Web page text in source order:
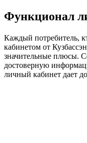
Функционал
Каждый потребитель,
кабинетом от
значительные плюсы.
достоверную
личный кабинет дает